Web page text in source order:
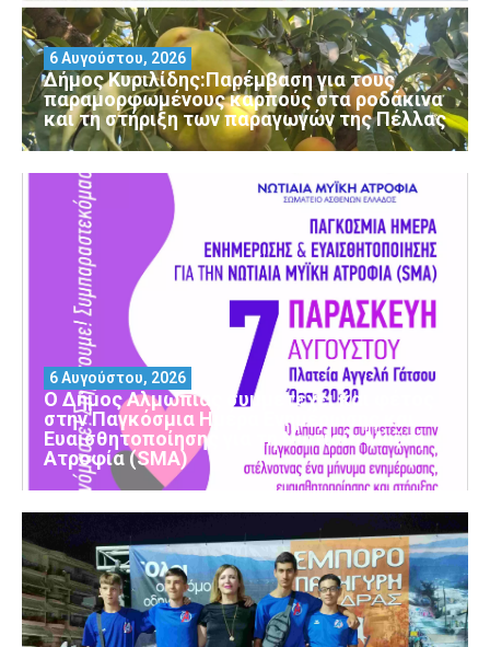
Δήμος Κυριλίδης:Παρέμβαση για τους
παραμορφωμένους καρπούς στα ροδάκινα
και τη στήριξη των παραγωγών της Πέλλας
6 Αυγούστου, 2026
Ο Δήμος Αλμωπίας συμμετέχει και φέτος
στην Παγκόσμια Ημέρα Ενημέρωσης και
Ευαισθητοποίησης για τη Νωτιαία Μυϊκή
Ατροφία (SMA)
6 Αυγούστου, 2026